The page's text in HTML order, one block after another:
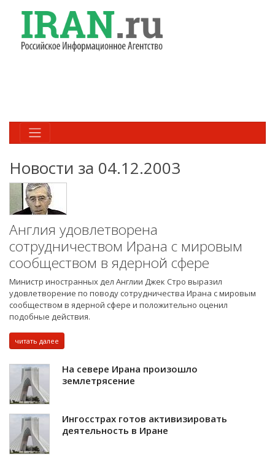
Новости за 04.12.2003
Англия удовлетворена
сотрудничеством Ирана с мировым
сообществом в ядерной сфере
Министр иностранных дел Англии Джек Стро выразил
удовлетворение по поводу сотрудничества Ирана с мировым
сообществом в ядерной сфере и положительно оценил
подобные действия.
читать далее
На севере Ирана произошло
землетрясение
Ингосстрах готов активизировать
деятельность в Иране